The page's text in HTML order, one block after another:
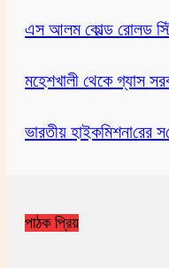
এস আলম কোল্ড রোলড
মহেশখালী থেকে গ্যাস
ভারতীয় হাইক‌মিশনা‌রের
পাঠক প্রিয়